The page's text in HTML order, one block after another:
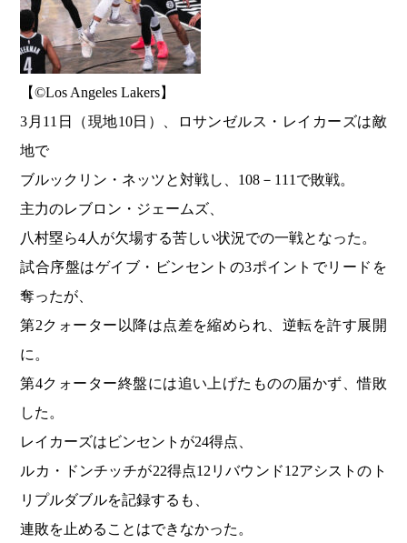
【©️Los Angeles Lakers】
3月11日（現地10日）、ロサンゼルス・レイカーズは敵
地で
ブルックリン・ネッツと対戦し、108－111で敗戦。
主力のレブロン・ジェームズ、
八村塁ら4人が欠場する苦しい状況での一戦となった。
試合序盤はゲイブ・ビンセントの3ポイントでリードを
奪ったが、
第2クォーター以降は点差を縮められ、逆転を許す展開
に。
第4クォーター終盤には追い上げたものの届かず、惜敗
した。
レイカーズはビンセントが24得点、
ルカ・ドンチッチが22得点12リバウンド12アシストのト
リプルダブルを記録するも、
連敗を止めることはできなかった。